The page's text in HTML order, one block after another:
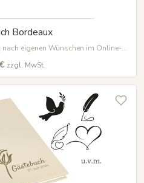
Bordeaux
nach eigenen Wünschen im Online-
zzgl. MwSt.